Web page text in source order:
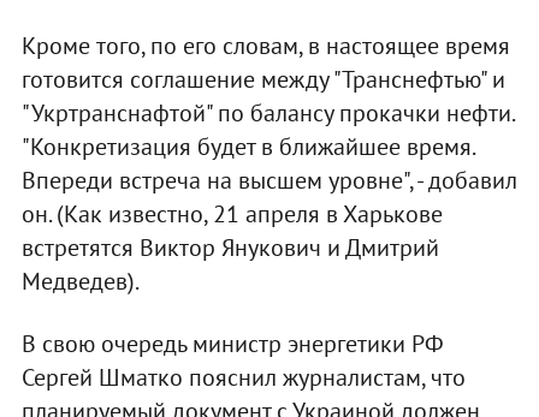
Кроме того, по его словам, в настоящее время
готовится соглашение между "Транснефтью" и
"Укртранснафтой" по балансу прокачки нефти.
"Конкретизация будет в ближайшее время.
Впереди встреча на высшем уровне", - добавил
он. (Как известно, 21 апреля в Харькове
встретятся Виктор Янукович и Дмитрий
Медведев).
В свою очередь министр энергетики РФ
Сергей Шматко пояснил журналистам, что
планируемый документ с Украиной должен